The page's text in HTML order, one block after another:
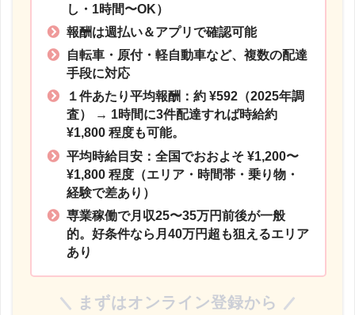
し・1時間〜OK）
報酬は週払い＆アプリで確認可能
自転車・原付・軽自動車など、複数の配達
手段に対応
１件あたり平均報酬：約 ¥592（2025年調
査）
→ 1時間に3件配達すれば時給約
¥1,800 程度も可能。
平均時給目安：全国でおおよそ ¥1,200〜
¥1,800 程度（エリア・時間帯・乗り物・
経験で差あり）
専業稼働で月収25〜35万円前後が一般
的。好条件なら月40万円超も狙えるエリア
あり
まずはオンライン登録から